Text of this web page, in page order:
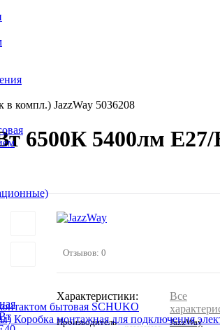
бытовая SCHUKO
Коробка монтажная для подключения
компл.) JazzWay 5036208
6500К 5400лм
Отзывов: 0
Характеристики:
Все
Производитель
JazzWay